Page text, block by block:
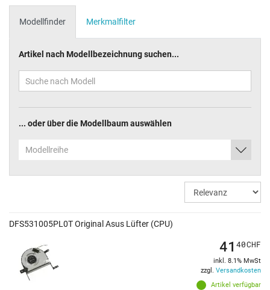
Modellfinder Merkmalfilter
Artikel nach Modellbezeichnung suchen...
... oder über die Modellbaum auswählen
Modellreihe
DFS531005PL0T Original Asus Lüfter (CPU)
Artikel verfügbar
41 40CHF
inkl. 8.1% MwSt
zzgl. Versandkosten